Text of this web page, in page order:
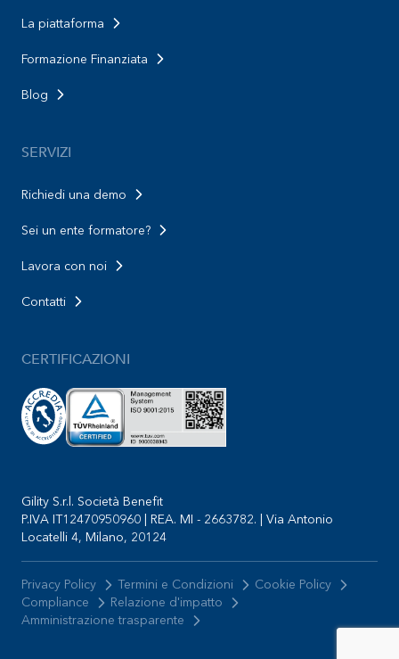
La piattaforma
Formazione Finanziata
Blog
SERVIZI
Richiedi una demo
Sei un ente formatore?
Lavora con noi
Contatti
CERTIFICAZIONI
Gility S.r.l. Società Benefit
P.IVA IT12470950960 | REA. MI - 2663782. | Via Antonio
Locatelli 4, Milano, 20124
Privacy Policy Termini e Condizioni
Cookie Policy
Compliance
Relazione d'impatto
Amministrazione trasparente